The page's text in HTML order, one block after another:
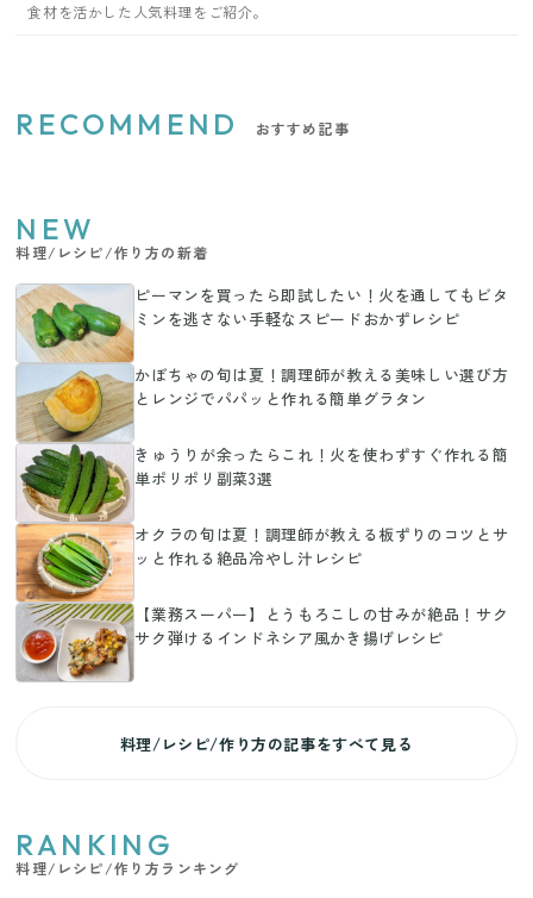
食材を活かした人気料理をご紹介。
RECOMMEND おすすめ記事
NEW
料理/レシピ/作り方の新着
ピーマンを買ったら即試したい！火を通してもビタ
ミンを逃さない手軽なスピードおかずレシピ
かぼちゃの旬は夏！調理師が教える美味しい選び方
とレンジでパパッと作れる簡単グラタン
きゅうりが余ったらこれ！火を使わずすぐ作れる簡
単ポリポリ副菜3選
オクラの旬は夏！調理師が教える板ずりのコツとサ
ッと作れる絶品冷やし汁レシピ
【業務スーパー】とうもろこしの甘みが絶品！サク
サク弾けるインドネシア風かき揚げレシピ
料理/レシピ/作り方の記事をすべて見る
RANKING
料理/レシピ/作り方ランキング